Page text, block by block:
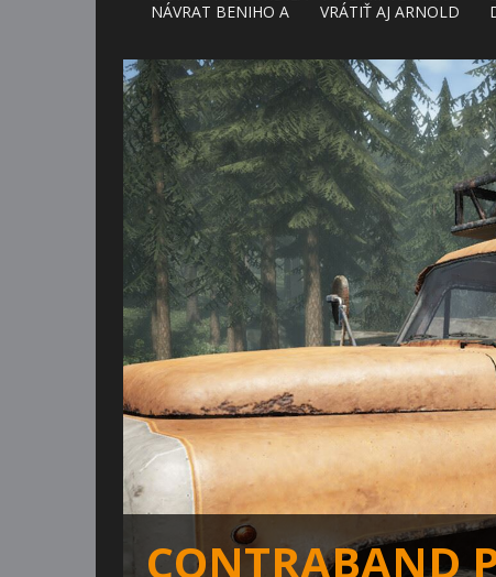
NÁVRAT BENIHO A
VRÁTIŤ AJ ARNOLD
CONTRABAND